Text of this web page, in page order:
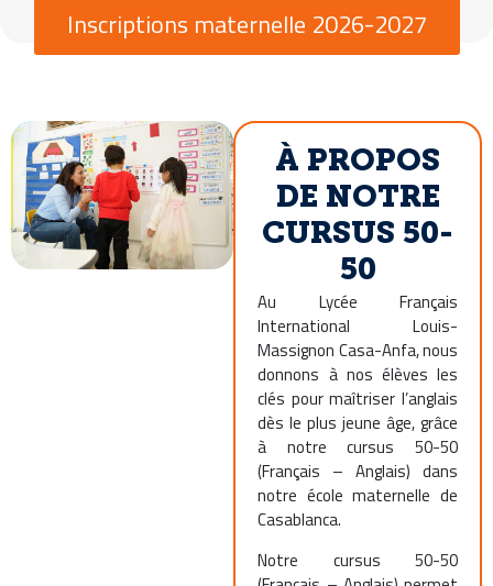
Inscriptions maternelle 2026-2027
À PROPOS
DE NOTRE
CURSUS 50-
50
Au Lycée Français
International Louis-
Massignon Casa-Anfa, nous
donnons à nos élèves les
clés pour maîtriser l’anglais
dès le plus jeune âge, grâce
à notre cursus 50-50
(Français – Anglais) dans
notre école maternelle de
Casablanca.
Notre cursus 50-50